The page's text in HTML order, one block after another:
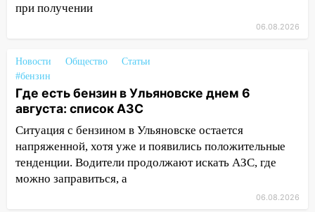
11:50 Заснул рядом с ребёнком и
11:38
В Ленинском районе пожар
полностью уничтожил дачный дом и
сарай
11:38
В Госдуме предложили отменить
ЕГЭ с 2027 года
11:25 В Ульяновске ИИ будет выявлять
нарушителей на контейнерных
при получении
06.08.2026
Новости Общество
Статьи
#бензин
Где есть бензин в Ульяновске днем 6
августа: список АЗС
Ситуация с бензином в Ульяновске остается
напряженной, хотя уже и появились положительные
тенденции. Водители продолжают искать АЗС, где
можно заправиться, а
06.08.2026